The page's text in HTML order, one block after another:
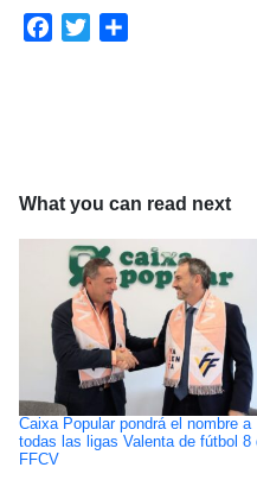
Facebook
Twitter
What you can read next
Caixa Popular pondrá el nombre a
todas las ligas Valenta de fútbol 8
FFCV